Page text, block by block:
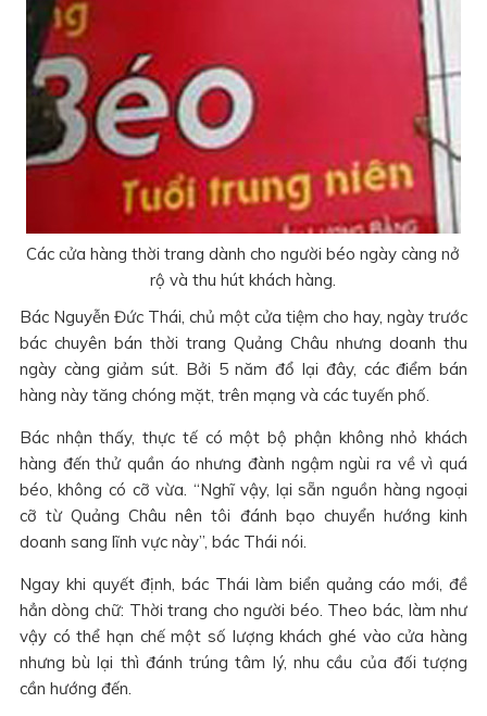
Các cửa hàng thời trang dành cho người béo ngày càng nở
rộ và thu hút khách hàng.
Bác Nguyễn Đức Thái, chủ một cửa tiệm cho hay, ngày trước
bác chuyên bán thời trang Quảng Châu nhưng doanh thu
ngày càng giảm sút. Bởi 5 năm đổ lại đây, các điểm bán
hàng này tăng chóng mặt, trên mạng và các tuyến phố.
Bác nhận thấy, thực tế có một bộ phận không nhỏ khách
hàng đến thử quần áo nhưng đành ngậm ngùi ra về vì quá
béo, không có cỡ vừa. “Nghĩ vậy, lại sẵn nguồn hàng ngoại
cỡ từ Quảng Châu nên tôi đánh bạo chuyển hướng kinh
doanh sang lĩnh vực này”, bác Thái nói.
Ngay khi quyết định, bác Thái làm biển quảng cáo mới, đề
hẳn dòng chữ: Thời trang cho người béo. Theo bác, làm như
vậy có thể hạn chế một số lượng khách ghé vào cửa hàng
nhưng bù lại thì đánh trúng tâm lý, nhu cầu của đối tượng
cần hướng đến.